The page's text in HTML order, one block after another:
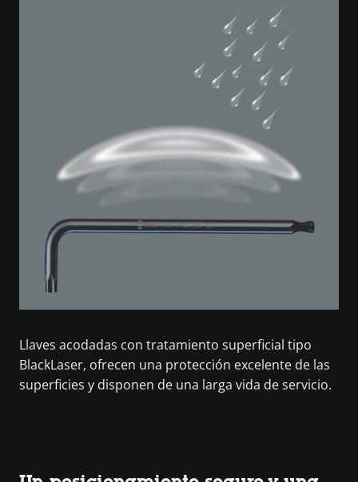
Llaves acodadas con tratamiento superficial tipo
BlackLaser, ofrecen una protección excelente de las
superficies y disponen de una larga vida de servicio.